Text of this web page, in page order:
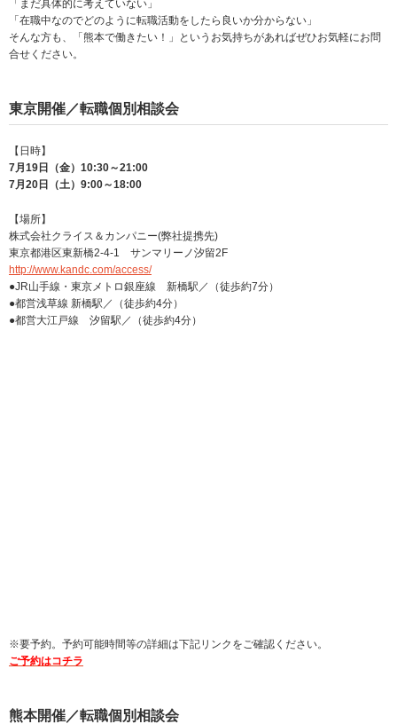
「まだ具体的に考えていない」
「在職中なのでどのように転職活動をしたら良いか分からない」
そんな方も、「熊本で働きたい！」というお気持ちがあればぜひお気軽にお問
合せください。
東京開催／転職個別相談会
【日時】
7月19日（金）10:30～21:00
7月20日（土）9:00～18:00
【場所】
株式会社クライス＆カンパニー(弊社提携先)
東京都港区東新橋2-4-1 サンマリーノ汐留2F
http://www.kandc.com/access/
●JR山手線・東京メトロ銀座線 新橋駅／（徒歩約7分）
●都営浅草線 新橋駅／（徒歩約4分）
●都営大江戸線 汐留駅／（徒歩約4分）
※要予約。予約可能時間等の詳細は下記リンクをご確認ください。
ご予約はコチラ
熊本開催／転職個別相談会